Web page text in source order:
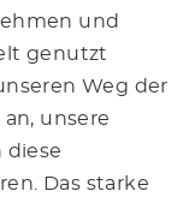
und
genutzt
Weg der
unsere
diese
Das starke